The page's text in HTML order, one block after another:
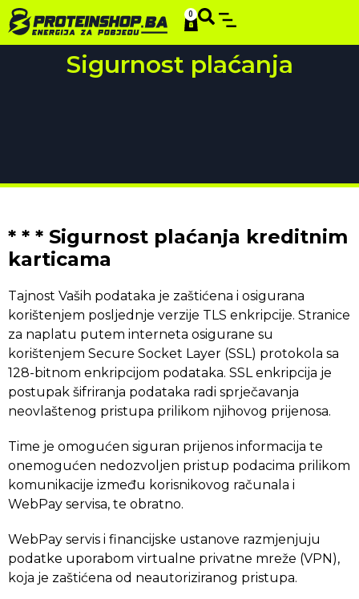
0
Sigurnost plaćanja
* * * Sigurnost plaćanja kreditnim
karticama
Tajnost Vaših podataka je zaštićena i osigurana
korištenjem posljednje verzije TLS enkripcije. Stranice
za naplatu putem interneta osigurane su
korištenjem Secure Socket Layer (SSL) protokola sa
128-bitnom enkripcijom podataka. SSL enkripcija je
postupak šifriranja podataka radi sprječavanja
neovlaštenog pristupa prilikom njihovog prijenosa.
Time je omogućen siguran prijenos informacija te
onemogućen nedozvoljen pristup podacima prilikom
komunikacije između korisnikovog računala i
WebPay servisa, te obratno.
WebPay servis i financijske ustanove razmjenjuju
podatke uporabom virtualne privatne mreže (VPN),
koja je zaštićena od neautoriziranog pristupa.